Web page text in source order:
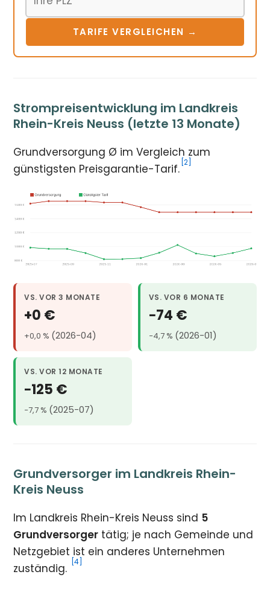
TARIFE VERGLEICHEN →
Strompreisentwicklung im Landkreis
Rhein-Kreis Neuss (letzte 13 Monate)
Grundversorgung Ø im Vergleich zum
günstigsten Preisgarantie-Tarif. [2]
VS. VOR 3 MONATE
+0 €
+0,0 % (2026-04)
VS. VOR 6 MONATE
−74 €
−4,7 % (2026-01)
VS. VOR 12 MONATE
−125 €
−7,7 % (2025-07)
Grundversorger im Landkreis Rhein-
Kreis Neuss
Im Landkreis Rhein-Kreis Neuss sind 5
Grundversorger tätig; je nach Gemeinde und
Netzgebiet ist ein anderes Unternehmen
zuständig.
[4]